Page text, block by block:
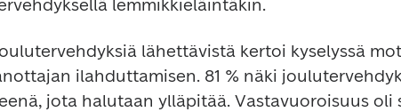
lähettävistä kertoi kyselyssä
ilahduttamisen. 81 % näki
jota halutaan ylläpitää. Vastavuoroisuus oli